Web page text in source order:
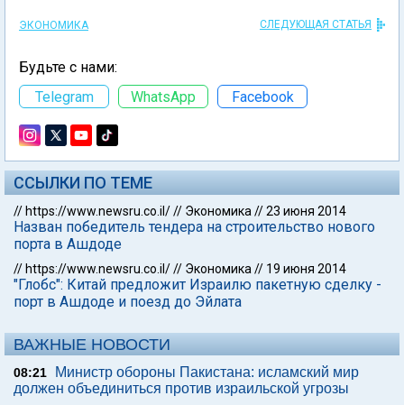
ЭКОНОМИКА СЛЕДУЮЩАЯ СТАТЬЯ
Будьте с нами:
Telegram
WhatsApp Facebook
ССЫЛКИ ПО ТЕМЕ
// https://www.newsru.co.il/// Экономика //23 июня 2014
Назван победитель тендера на строительство нового
порта в Ашдоде
// https://www.newsru.co.il/// Экономика // 19 июня 2014
"Глобс": Китай предложит Израилю пакетную сделку -
порт в Ашдоде и поезд до Эйлата
ВАЖНЫЕ НОВОСТИ
08:21
Министр обороны Пакистана: исламский мир
должен объединиться против израильской угрозы